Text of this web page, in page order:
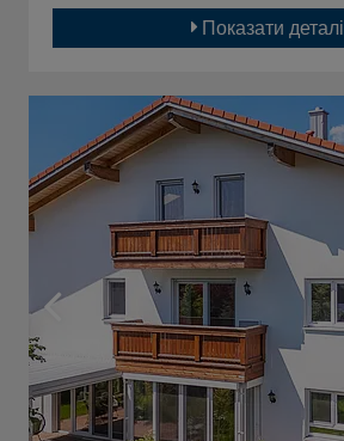
Показати деталі